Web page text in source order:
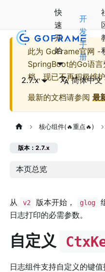
快
速
开
始
开
发
手
册
2.7.x 简体中文
此为 GoFrame官网 -
SpringBoot的Go语言
档，现已不再积极维护
最新的文档请参阅 最
核心组件(🔥重点🔥)
版本：2.7.x
本页总览
从 v2 版本开始， glog
日志打印的必需参数。
自定义
日志组件支持自定义的键